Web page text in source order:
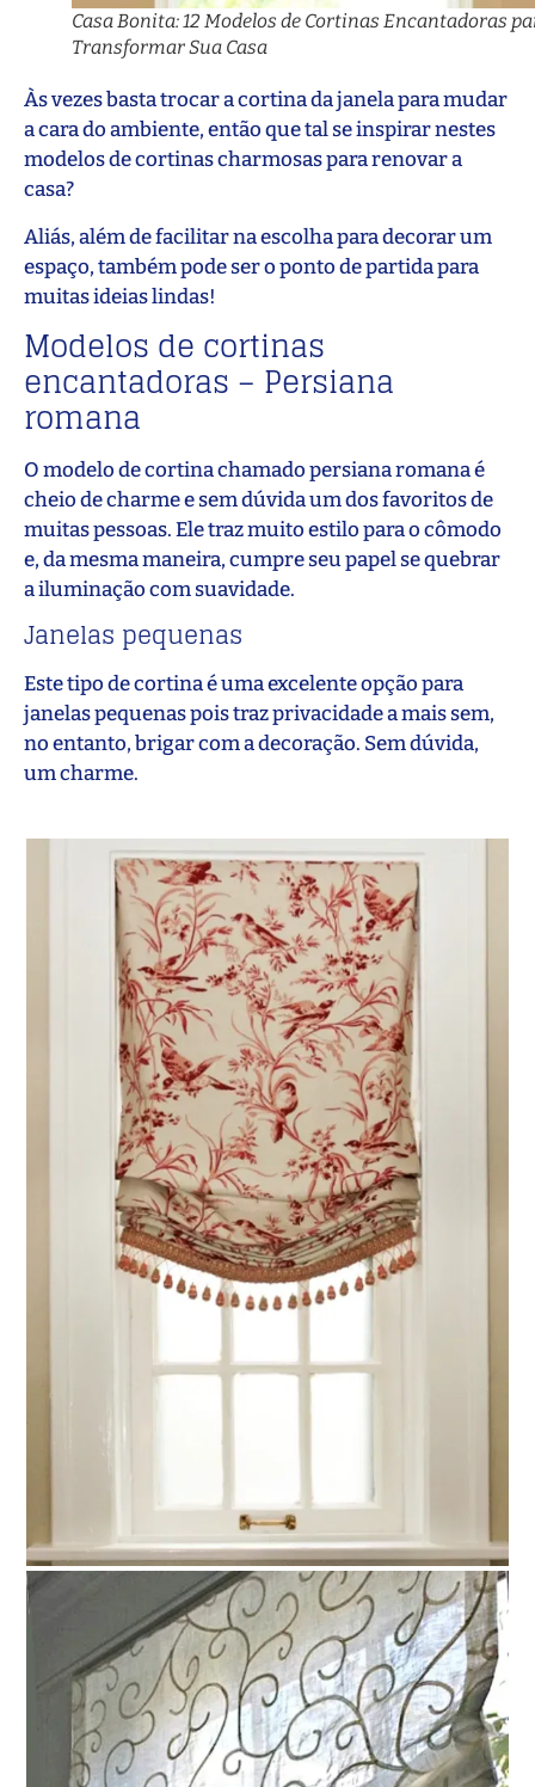
Casa Bonita: 12 Modelos de Cortinas Encantadoras
Transformar Sua Casa
Às vezes basta trocar a cortina da janela para mudar
a cara do ambiente, então que tal se inspirar nestes
modelos de cortinas charmosas para renovar a
casa?
Aliás, além de facilitar na escolha para decorar um
espaço, também pode ser o ponto de partida para
muitas ideias lindas!
Modelos de cortinas
encantadoras – Persiana
romana
O modelo de cortina chamado persiana romana é
cheio de charme e sem dúvida um dos favoritos de
muitas pessoas. Ele traz muito estilo para o cômodo
e, da mesma maneira, cumpre seu papel se quebrar
a iluminação com suavidade.
Janelas pequenas
Este tipo de cortina é uma excelente opção para
janelas pequenas pois traz privacidade a mais sem,
no entanto, brigar com a decoração. Sem dúvida,
um charme.